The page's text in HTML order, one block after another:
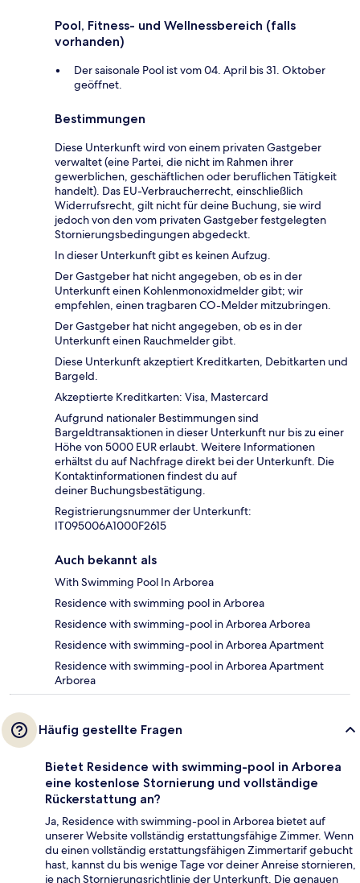
Pool, Fitness- und Wellnessbereich (falls
vorhanden)
Der saisonale Pool ist vom 04. April bis 31. Oktober
geöffnet.
Bestimmungen
Diese Unterkunft wird von einem privaten Gastgeber
verwaltet (eine Partei, die nicht im Rahmen ihrer
gewerblichen, geschäftlichen oder beruflichen Tätigkeit
handelt). Das EU-Verbraucherrecht, einschließlich
Widerrufsrecht, gilt nicht für deine Buchung, sie wird
jedoch von den vom privaten Gastgeber festgelegten
Stornierungsbedingungen abgedeckt.
In dieser Unterkunft gibt es keinen Aufzug.
Der Gastgeber hat nicht angegeben, ob es in der
Unterkunft einen Kohlenmonoxidmelder gibt; wir
empfehlen, einen tragbaren CO-Melder mitzubringen.
Der Gastgeber hat nicht angegeben, ob es in der
Unterkunft einen Rauchmelder gibt.
Diese Unterkunft akzeptiert Kreditkarten, Debitkarten und
Bargeld.
Akzeptierte Kreditkarten: Visa, Mastercard
Aufgrund nationaler Bestimmungen sind
Bargeldtransaktionen in dieser Unterkunft nur bis zu einer
Höhe von 5000 EUR erlaubt. Weitere Informationen
erhältst du auf Nachfrage direkt bei der Unterkunft. Die
Kontaktinformationen findest du auf
deiner Buchungsbestätigung.
Registrierungsnummer der Unterkunft:
IT095006A1000F2615
Auch bekannt als
With Swimming Pool In Arborea
Residence with swimming pool in Arborea
Residence with swimming-pool in Arborea Arborea
Residence with swimming-pool in Arborea Apartment
Residence with swimming-pool in Arborea Apartment
Arborea
Häufig gestellte Fragen
Bietet Residence with swimming-pool in Arborea
eine kostenlose Stornierung und vollständige
Rückerstattung an?
Ja, Residence with swimming-pool in Arborea bietet auf
unserer Website vollständig erstattungsfähige Zimmer. Wenn
du einen vollständig erstattungsfähigen Zimmertarif gebucht
hast, kannst du bis wenige Tage vor deiner Anreise stornieren,
je nach Stornierungsrichtlinie der Unterkunft. Die genauen